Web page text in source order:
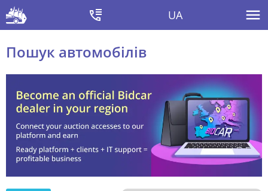
UA
Пошук автомобілів